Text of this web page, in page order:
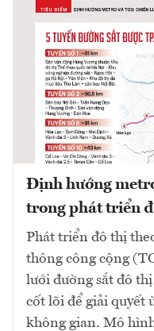
Định hướng
trong phát triển
Phát triển đô thị
thông công cộng
lưới đường sắt đô
cốt lõi để giải quyết
không gian. Mô